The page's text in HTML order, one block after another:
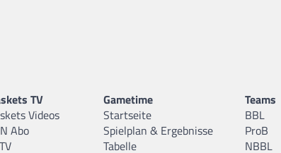
TV
Videos
Abo
Gametime
Startseite
Spielplan & Ergebnisse
Tabelle
Teams
BBL
ProB
NBBL